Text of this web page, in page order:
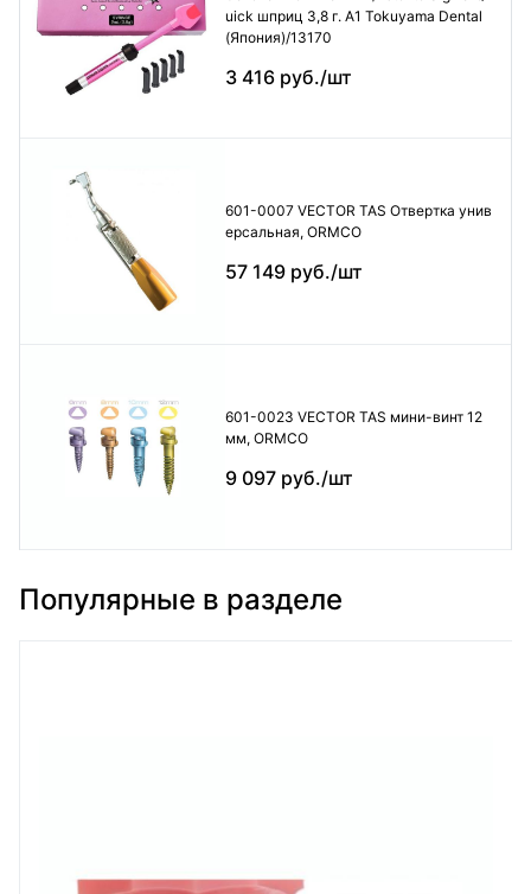
uick шприц 3,8 г. А1 Tokuyama Dental
(Япония)/13170
3 416 руб./шт
601-0007 VECTOR TAS Отвертка унив
ерсальная, ORMCO
57 149 руб./шт
601-0023 VECTOR TAS мини-винт 12
мм, ORMCO
9 097 руб./шт
Популярные в разделе